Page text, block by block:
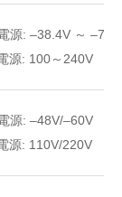
源: –38.4V ～ –72V
源: 100～240V
源: –48V/–60V
源: 110V/220V